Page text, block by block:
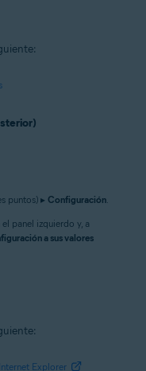
puntos) ▸ Configuración.
el panel izquierdo y, a
a sus valores
Explorer